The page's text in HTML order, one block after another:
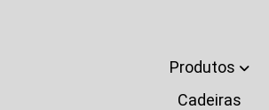
Produtos
Cadeiras